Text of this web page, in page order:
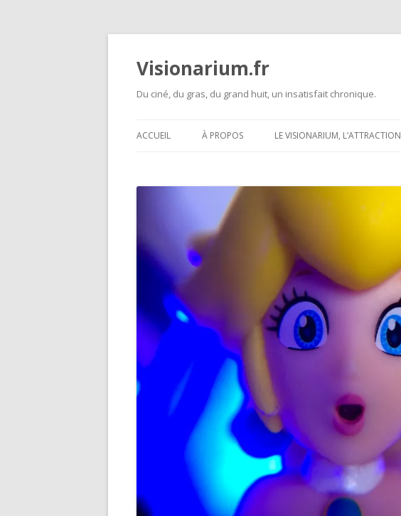
Visionarium.fr
Du ciné, du gras, du grand huit, un insatisfait chronique.
ACCUEIL À PROPOS LE VISIONARIUM, L’ATTRACTION